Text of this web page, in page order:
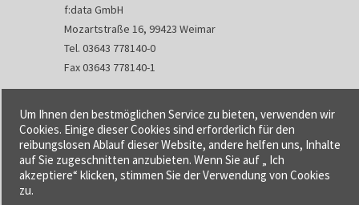
f:data GmbH
Mozartstraße 16, 99423 Weimar
Tel. 03643 778140-0
Fax 03643 778140-1
info@fdata.de
Kontakt
Impressum
Datenschutzerklärung
Urheberrecht und Haftung
Um Ihnen den bestmöglichen Service zu bieten, verwenden wir
Cookies. Einige dieser Cookies sind erforderlich für den
reibungslosen Ablauf dieser Website, andere helfen uns, Inhalte
auf Sie zugeschnitten anzubieten. Wenn Sie auf „ Ich
akzeptiere“ klicken, stimmen Sie der Verwendung von Cookies
zu.